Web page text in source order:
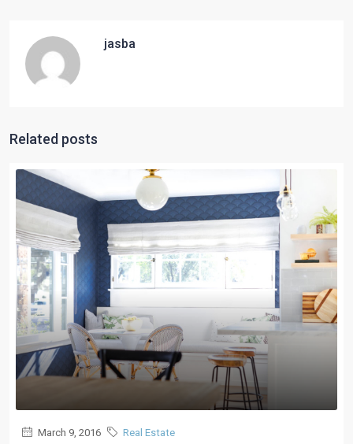
jasba
Related posts
March 9, 2016 Real Estate